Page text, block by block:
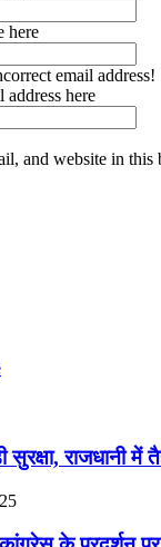
here
email address!
address here
and website in
राजधानी में